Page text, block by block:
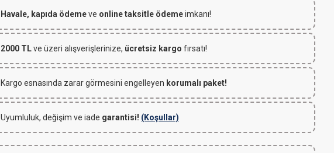
Havale, kapıda ödemeve online taksitle ödemeimkanı!
2000 TLve üzeri alışverişlerinize, ücretsiz kargo fırsatı!
Kargo esnasında zarar görmesini engelleyen korumalı paket!
Uyumluluk, değişim ve iade garantisi! (Koşullar)